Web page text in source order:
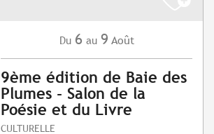
Du 6 au 9 Août
9ème édition de Baie des
Plumes - Salon de la
Poésie et du Livre
CULTURELLE